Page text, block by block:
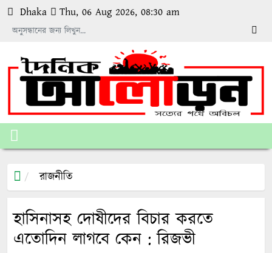
Dhaka Thu, 06 Aug 2026, 08:30 am
রাজনীতি
হাসিনাসহ দোষীদের বিচার করতে
এতোদিন লাগবে কেন : রিজভী